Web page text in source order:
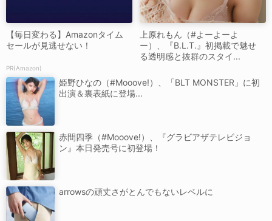
【毎日変わる】Amazonタイム
セールが見逃せない！
PR(Amazon)
上原れもん（#よーよーよ
ー）、『B.L.T.』初掲載で魅せ
る透明感と抜群のスタイ...
姫野ひなの（#Mooove!）、「BLT MONSTER」に初
出演＆裏表紙に登場...
赤間四季（#Mooove!）、『グラビアザテレビジョ
ン』本日発売号に初登場！
arrowsの頑丈さがとんでもないレベルに